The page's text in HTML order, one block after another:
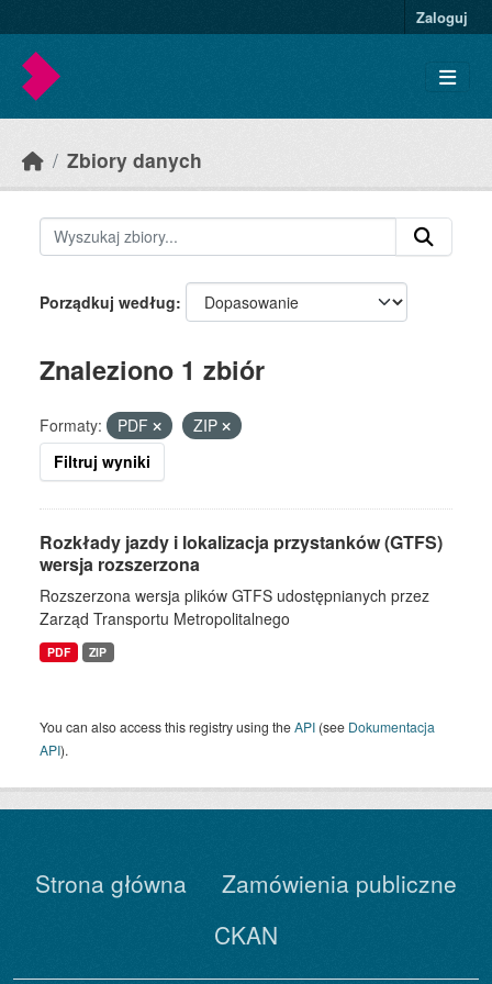
Zaloguj
Zbiory danych
Porządkuj według
Znaleziono 1 zbiór
Formaty: PDF
ZIP
Filtruj wyniki
Rozkłady jazdy i lokalizacja przystanków (GTFS)
wersja rozszerzona
Rozszerzona wersja plików GTFS udostępnianych przez
Zarząd Transportu Metropolitalnego
PDF ZIP
You can also access this registry using theAPI (see Dokumentacja
API).
Strona główna
Zamówienia publiczne
CKAN